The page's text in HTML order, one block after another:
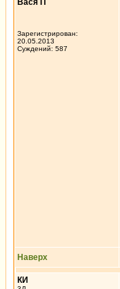
Вася П
Зарегистрирован:
20.05.2013
Суждений: 587
Наверх
КИ